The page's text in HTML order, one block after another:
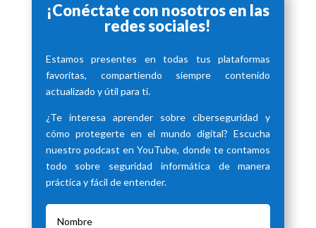
¡Conéctate con nosotros en las
redes sociales!
Estamos presentes en todas tus plataformas
favoritas, compartiendo siempre contenido
actualizado y útil para ti.
¿Te interesa aprender sobre ciberseguridad y
cómo protegerte en el mundo digital? Escucha
nuestro podcast en YouTube, donde te contamos
todo sobre seguridad informática de manera
práctica y fácil de entender.